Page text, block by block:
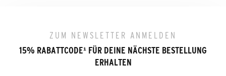
ZUM NEWSLETTER ANMELDEN
15% RABATTCODE¹ FÜR DEINE NÄCHSTE BESTELLUNG
ERHALTEN